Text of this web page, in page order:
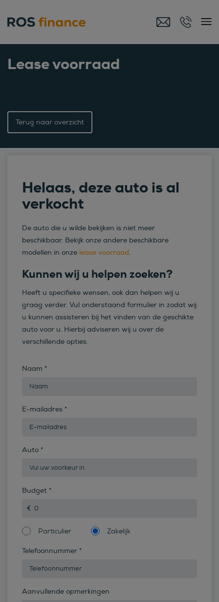
Lease voorraad
Terug naar overzicht
Helaas, deze auto is al
verkocht
De auto die u wilde bekijken is niet meer
beschikbaar. Bekijk onze andere beschikbare
modellen in onze lease voorraad.
Kunnen wij u helpen zoeken?
Heeft u specifieke wensen, ook dan helpen wij u
graag verder. Vul onderstaand formulier in zodat wij
u kunnen assisteren bij het vinden van de geschikte
auto voor u. Hierbij adviseren wij u over de
verschillende opties.
Naam *
E-mailadres *
Auto *
Budget *
Particulier Zakelijk
Telefoonnummer *
Aanvullende opmerkingen